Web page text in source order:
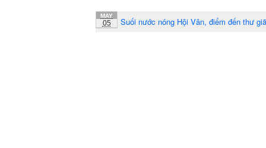
MAY
05 Suối nước nóng Hội Vân, điểm đến thư